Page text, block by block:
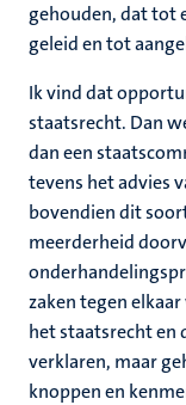
gehouden, dat tot
geleid en tot
Ik vind dat
staatsrecht. Dan
dan een
tevens het advies
bovendien dit
meerderheid
zaken tegen
het staatsrecht en
verklaren, maar
knoppen en